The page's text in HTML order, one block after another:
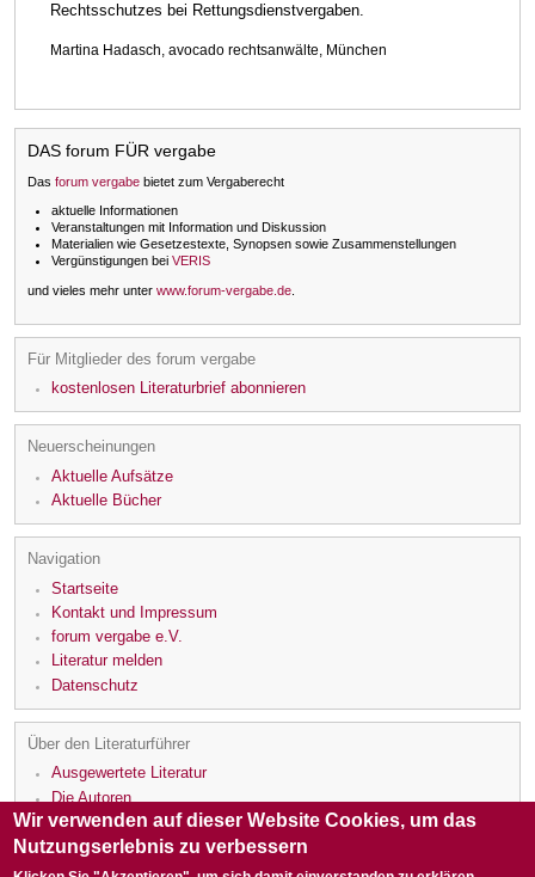
Rechtsschutzes bei Rettungsdienstvergaben.
Martina Hadasch, avocado rechtsanwälte, München
DAS forum FÜR vergabe
Das forum vergabe bietet zum Vergaberecht
aktuelle Informationen
Veranstaltungen mit Information und Diskussion
Materialien wie Gesetzestexte, Synopsen sowie Zusammenstellungen
Vergünstigungen bei VERIS
und vieles mehr unter www.forum-vergabe.de
Für Mitglieder des forum vergabe
kostenlosen Literaturbrief abonnieren
Neuerscheinungen
Aktuelle Aufsätze
Aktuelle Bücher
Navigation
Startseite
Kontakt und Impressum
forum vergabe e.V.
Literatur melden
Datenschutz
Über den Literaturführer
Ausgewertete Literatur
Die Autoren
Die Rezensenten
Wir verwenden auf dieser Website Cookies, um das
Nutzungserlebnis zu verbessern